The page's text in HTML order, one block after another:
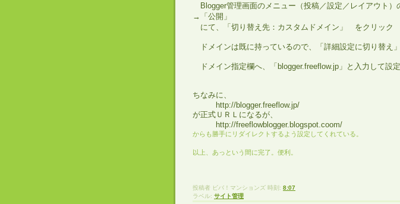
Blogger管理画面のメニュー（投稿／設定／レイアウト）
→「公開」
にて、「切り替え先：カスタムドメイン」 をクリック
ドメインは既に持っているので、「詳細設定に切り替え」
ドメイン指定欄へ、「blogger.freeflow.jp」と入力して設定
ちなみに、
http://blogger.freeflow.jp/
が正式ＵＲＬになるが、
http://freeflowblogger.blogspot.coom/
からも勝手にリダイレクトするよう設定してくれている。
以上、あっという間に完了。便利。
投稿者 ビバ！マンションズ 時刻: 8:07
ラベル: サイト管理